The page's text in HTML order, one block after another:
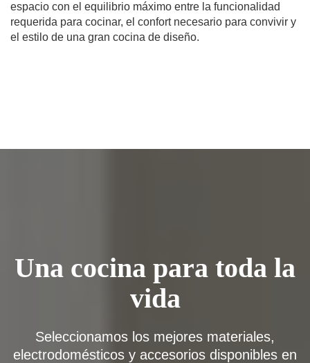
espacio con el equilibrio máximo entre la funcionalidad
requerida para cocinar, el confort necesario para convivir y
el estilo de una gran cocina de diseño.
Una cocina para toda la
vida
Seleccionamos los mejores materiales,
electrodomésticos y accesorios disponibles en